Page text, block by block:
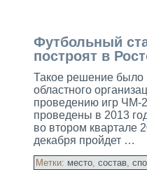
Футбольный
построят в
Такοе решение былο
областного
проведению игр ЧМ-
проведены в 2013
во втором квартале
декабря пройдет …
Метки: место, состав,